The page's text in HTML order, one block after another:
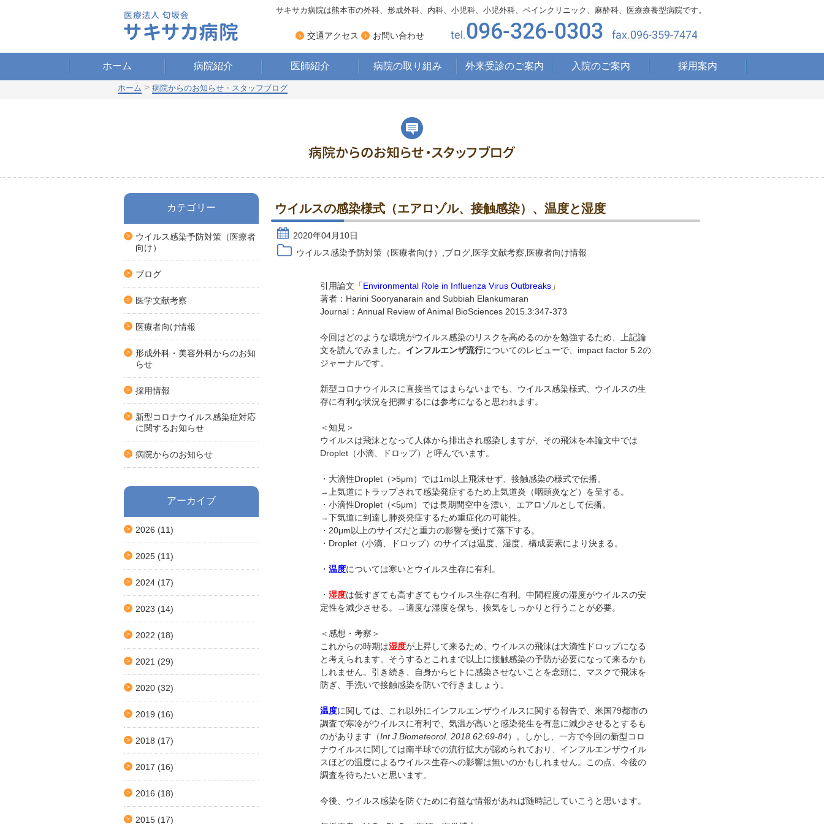
サキサカ病院は熊本市の外科、形成外科、内科、小児科、小児外科、ペインクリニック、麻酔科、医療療養型病院です。
› 交通アクセス › お問い合わせ
ホーム 病院紹介 医師紹介 病院の取り組み
ペインクリニックへの
取り組み
床ずれ・ 褥瘡への
取り組み
外来受診のご案内 入院のご案内 採用案内
ホーム > 病院からのお知らせ・スタッフブログ
カテゴリー
ウイルス感染予防対策（医療者
向け）
ブログ
医学文献考察
医療者向け情報
形成外科・美容外科からのお知
らせ
採用情報
新型コロナウイルス感染症対応
に関するお知らせ
病院からのお知らせ
アーカイブ
2026 (11)
2025 (11)
2024 (17)
2023 (14)
2022 (18)
2021 (29)
2020 (32)
2019 (16)
2018 (17)
2017 (16)
2016 (18)
2015 (17)
ウイルスの感染様式（エアロゾル、接触感染）、温度と湿度
2020年04月10日
ウイルス感染予防対策（医療者向け）
ブログ 医学文献考察 医療者向け情報
引用論文「Environmental Role in Influenza Virus Outbreaks 」
著者：Harini Sooryanarain and Subbiah Elankumaran
Journal：Annual Review of Animal BioSciences 2015.3:347-373
今回はどのような環境がウイルス感染のリスクを高めるのかを勉強するため、上記論
文を読んでみました。 インフルエンザ流行についてのレビューで、impact factor 5.2の
ジャーナルです。
新型コロナウイルスに直接当てはまらないまでも、ウイルス感染様式、ウイルスの生
存に有利な状況を把握するには参考になると思われます。
＜知見＞
ウイルスは飛沫となって人体から排出され感染しますが、その飛沫を本論文中では
Droplet（小滴、ドロップ）と呼んでいます。
・大滴性Droplet（>5μm）では1m以上飛沫せず、接触感染の様式で伝播。
→上気道にトラップされて感染発症するため上気道炎（咽頭炎など）を呈する。
・小滴性Droplet（<5μm）では長期間空中を漂い、エアロゾルとして伝播。
→下気道に到達し肺炎発症するため重症化の可能性。
・20μm以上のサイズだと重力の影響を受けて落下する。
・Droplet（小滴、ドロップ）のサイズは温度、湿度、構成要素により決まる。
・ 温度については寒いとウイルス生存に有利。
・ 湿度は低すぎても高すぎてもウイルス生存に有利。中間程度の湿度がウイルスの安
定性を減少させる。→適度な湿度を保ち、換気をしっかりと行うことが必要。
＜感想・考察＞
これからの時期は湿度が上昇して来るため、ウイルスの飛沫は大滴性ドロップになる
と考えられます。そうするとこれまで以上に接触感染の予防が必要になって来るかも
しれません。引き続き、自身からヒトに感染させないことを念頭に、マスクで飛沫を
防ぎ、手洗いで接触感染を防いで行きましょう。
温度に関しては、これ以外にインフルエンザウイルスに関する報告で、米国79都市の
調査で寒冷がウイルスに有利で、気温が高いと感染発生を有意に減少させるとするも
のがあります（Int J Biometeorol. 2018.62:69-84）。しかし、一方で今回の新型コロ
ナウイルスに関しては南半球での流行拡大が認められており、インフルエンザウイル
スほどの温度によるウイルス生存への影響は無いのかもしれません。この点、今後の
調査を待ちたいと思います。
今後、ウイルス感染を防ぐために有益な情報があれば随時記していこうと思います。